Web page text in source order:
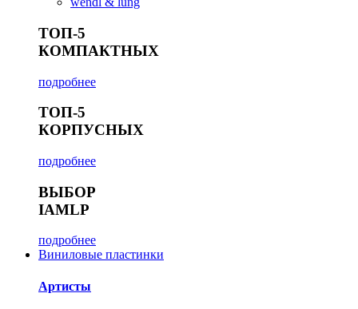
ТОП-5
КОМПАКТНЫХ
подробнее
ТОП-5
КОРПУСНЫХ
подробнее
ВЫБОР
IAMLP
подробнее
Виниловые пластинки
Артисты